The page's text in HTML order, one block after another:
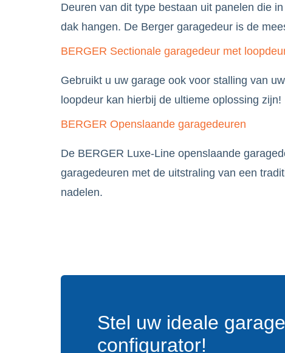
Deuren van dit type bestaan uit panelen die
dak hangen. De Berger garagedeur is de
BERGER Sectionale garagedeur met
Gebruikt u uw garage ook voor stalling van
loopdeur kan hierbij de ultieme oplossing zijn!
BERGER Openslaande garagedeuren
De BERGER Luxe-Line openslaande
garagedeuren met de uitstraling van een
nadelen.
Stel uw ideale
configurator!